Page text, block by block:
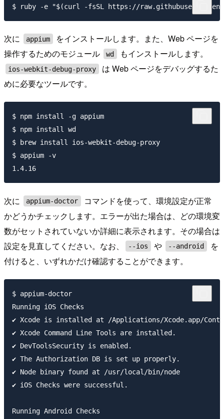
次に appium
をインストールします。また、Web ページを
操作するためのモジュール
wd もインストールします。
ios-webkit-debug-proxy
は Web ページをデバッグするた
めに必要なツールです。
$ npm install -g appium
$ npm install wd
$ brew install ios-webkit-debug-proxy
$ appium -v
次に appium-doctor
コマンドを使って、環境設定が正常
かどうかチェックします。エラーが出た場合は、どの環境変
数がセットされていないか詳細に表示されます。その場合は
設定を見直してください。なお、
--ios や --android
を
付けると、いずれかだけ確認することができます。
$ appium-doctor
Running iOS Checks
✔︎ Xcode is installed at /Applications/Xcode.app/
✔︎ Xcode Command Line Tools are installed.
✔︎ DevToolsSecurity is enabled.
✔︎ The Authorization DB is set up properly.
✔︎ Node binary found at /usr/local/bin/node
✔︎ iOS Checks were successful.
Running Android Checks